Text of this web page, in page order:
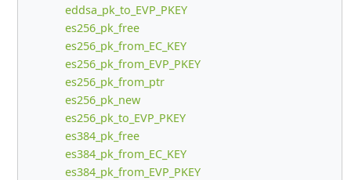
eddsa_pk_to_EVP_PKEY
es256_pk_free
es256_pk_from_EC_KEY
es256_pk_from_EVP_PKEY
es256_pk_from_ptr
es256_pk_new
es256_pk_to_EVP_PKEY
es384_pk_free
es384_pk_from_EC_KEY
es384_pk_from_EVP_PKEY